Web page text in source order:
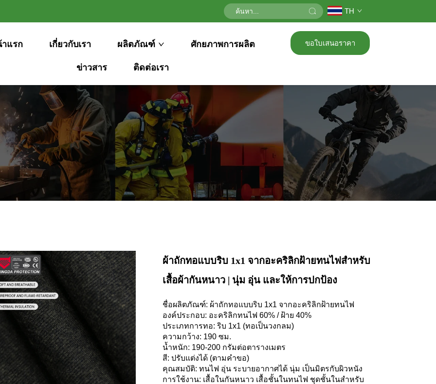
TH
แรก เกี่ยวกับเรา ผลิตภัณฑ์ ศักยภาพการผลิต
ข่าวสาร ติดต่อเรา
ขอใบเสนอราคา
ผ้าถักทอแบบริบ 1x1 จากอะคริลิกฝ้ายทนไฟสำหรับ
เสื้อผ้ากันหนาว | นุ่ม อุ่น และให้การปกป้อง
ชื่อผลิตภัณฑ์: ผ้าถักทอแบบริบ 1x1 จากอะคริลิกฝ้ายทนไฟ
องค์ประกอบ: อะคริลิกทนไฟ 60% / ฝ้าย 40%
ประเภทการทอ: ริบ 1x1 (ทอเป็นวงกลม)
ความกว้าง: 190 ซม.
น้ำหนัก: 190-200 กรัมต่อตารางเมตร
สี: ปรับแต่งได้ (ตามคำขอ)
คุณสมบัติ: ทนไฟ อุ่น ระบายอากาศได้ นุ่ม เป็นมิตรกับผิวหนัง
การใช้งาน: เสื้อในกันหนาว เสื้อชั้นในทนไฟ ชุดชั้นในสำหรับ